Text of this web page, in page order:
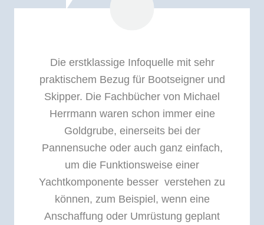
Die erstklassige Infoquelle mit sehr
praktischem Bezug für Bootseigner und
Skipper. Die Fachbücher von Michael
Herrmann waren schon immer eine
Goldgrube, einerseits bei der
Pannensuche oder auch ganz einfach,
um die Funktionsweise einer
Yachtkomponente besser verstehen zu
können, zum Beispiel, wenn eine
Anschaffung oder Umrüstung geplant